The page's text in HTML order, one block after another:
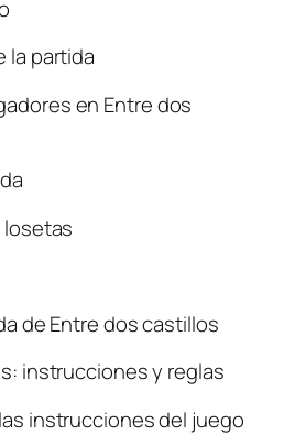
la partida
en Entre dos
losetas
de Entre dos castillos
instrucciones y reglas
instrucciones del juego